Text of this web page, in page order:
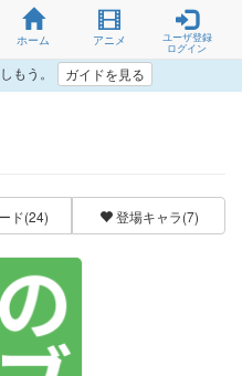
ホーム アニメ
ユーザ登録
ログイン
もう。 ガイドを見る
ド(24) 登場キャラ(7)